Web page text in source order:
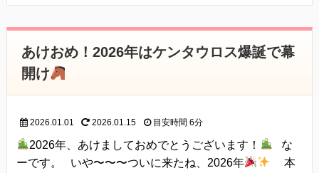
あけおめ！2026年はケンタウロス爆誕で幕
開け
2026.01.01 2026.01.15 目安時間 6分
2026年、あけましておめでとうございます！
な
ーです。 いや〜〜〜ついに来たね、2026年
本